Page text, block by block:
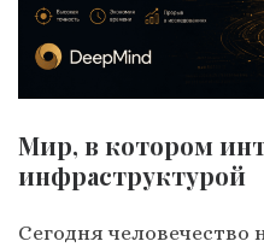
Мир, в котором
инфраструктурой
Сегодня человечество